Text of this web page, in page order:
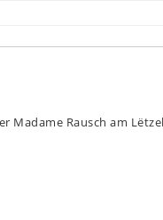
Madame Rausch am